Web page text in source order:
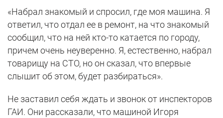
«Набрал знакомый и спросил, где моя машина. Я
ответил, что отдал ее в ремонт, на что знакомый
сообщил, что на ней кто-то катается по городу,
причем очень неуверенно. Я, естественно, набрал
товарищу на СТО, но он сказал, что впервые
слышит об этом, будет разбираться».
Не заставил себя ждать и звонок от инспекторов
ГАИ. Они рассказали, что машиной Игоря